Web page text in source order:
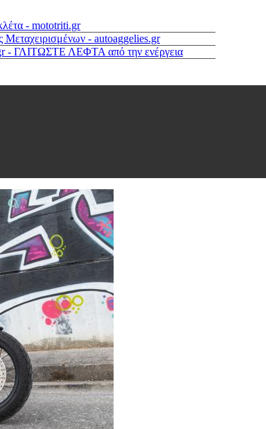
- mototriti.gr
Μεταχειρισμένων - autoaggelies.gr
- ΓΛΙΤΩΣΤΕ ΛΕΦΤΑ από την ενέργεια